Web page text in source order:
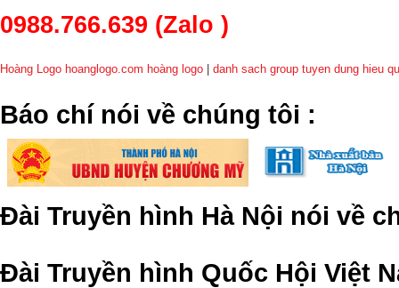
0988.766.639 (Zalo )
Hoàng Logo hoanglogo.com hoàng logo danh sach group tuyen dung hieu
​Báo chí nói về chúng tôi :
Đài Truyền hình Hà Nội nói về
Đài Truyền hình Quốc Hội Việt